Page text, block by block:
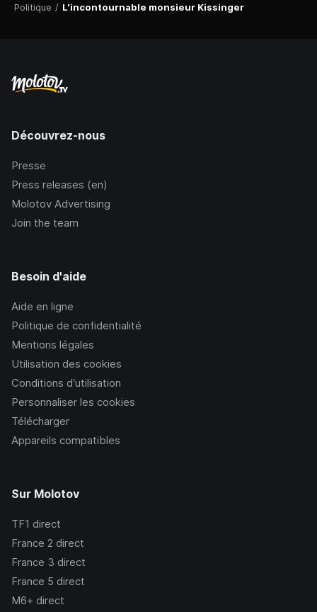
Politique / L'incontournable monsieur Kissinger
Découvrez-nous
Presse
Press releases (en)
Molotov Advertising
Join the team
Besoin d'aide
Aide en ligne
Politique de confidentialité
Mentions légales
Utilisation des cookies
Conditions d’utilisation
Personnaliser les cookies
Télécharger
Appareils compatibles
Sur Molotov
TF1 direct
France 2 direct
France 3 direct
France 5 direct
M6+ direct